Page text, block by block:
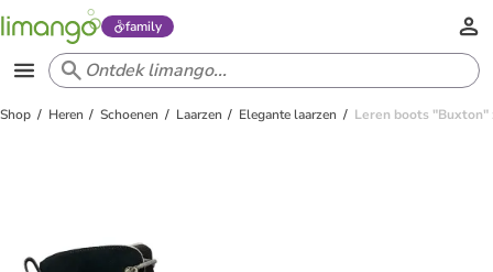
family
Shop Heren Schoenen Laarzen Elegante laarzen Leren boots